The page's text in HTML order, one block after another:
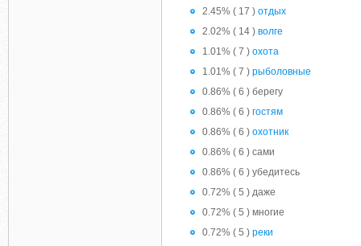
2.45% ( 17 ) отдых
2.02% ( 14 ) волге
1.01% ( 7 ) охота
1.01% ( 7 ) рыболовные
0.86% ( 6 ) берегу
0.86% ( 6 ) гостям
0.86% ( 6 ) охотник
0.86% ( 6 ) сами
0.86% ( 6 ) убедитесь
0.72% ( 5 ) даже
0.72% ( 5 ) многие
0.72% ( 5 ) реки